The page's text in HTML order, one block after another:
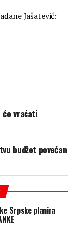
Jašatević:
će vraćati
budžet povećan
Srpske planira